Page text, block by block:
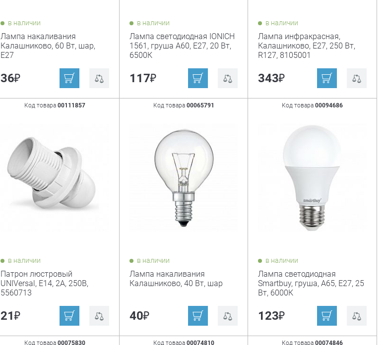
в наличии
Лампа накаливания
Калашниково, 60 Вт, шар,
Е27
36₽
в наличии
Лампа светодиодная IONICH
1561, груша А60, Е27, 20 Вт,
6500К
117₽
в наличии
Лампа инфракрасная,
Калашниково, Е27, 250 Вт,
R127, 8105001
343₽
Код товара00111857
в наличии
Патрон люстровый
UNIVersal, Е14, 2А, 250В,
5560713
21₽
Код товара 00065791
в наличии
Лампа накаливания
Калашниково, 40 Вт, шар
40₽
Код товара00094686
в наличии
Лампа светодиодная
Smartbuy, груша, А65, Е27, 25
Вт, 6000К
123₽
Код товара00075830 Код товара 00074810 Код товара00074846